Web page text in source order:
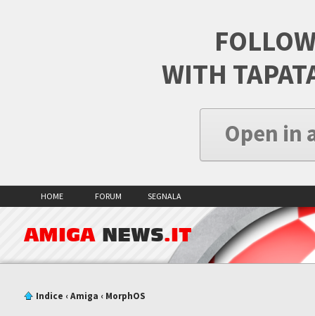
WITH
Open in
HOME FORUM SEGNALA
AMIGA NEWS.IT
Indice ‹Amiga ‹ MorphOS